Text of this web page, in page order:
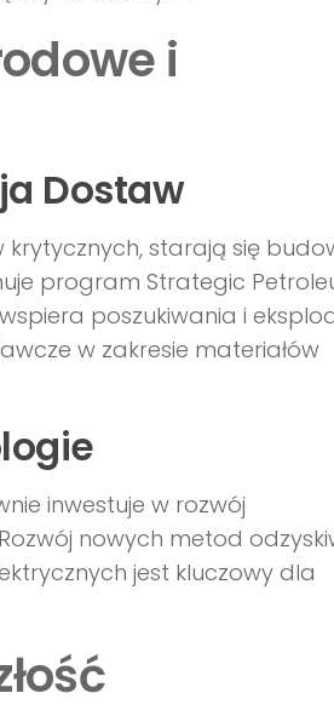
i
Dostaw
krytycznych, starają się
program Strategic
poszukiwania i
w zakresie materiałów
inwestuje w rozwój
nowych metod
jest kluczowy dla